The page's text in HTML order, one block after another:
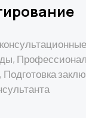
Подготовка